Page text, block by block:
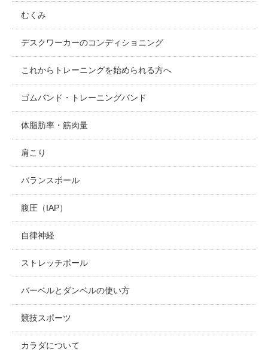
むくみ
デスクワーカーのコンディショニング
これからトレーニングを始められる方へ
ゴムバンド・トレーニングバンド
体脂肪率・筋肉量
肩こり
バランスボール
腹圧（IAP）
自律神経
ストレッチポール
バーベルとダンベルの使い方
競技スポーツ
カラダについて